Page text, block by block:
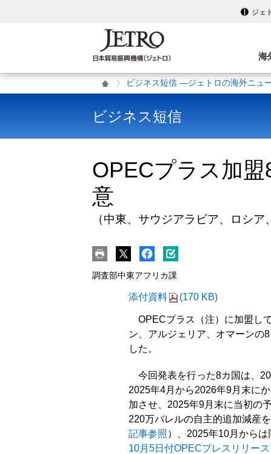
ジェ
海
ビジネス短信 ―ジェトロの海外ニュ
ビジネス短信
OPECプラス加
意
（中東、サウジアラビア、ロシ
調査部中東アフリカ課
添付資料 (170 KB)
OPECプラス（注）に加盟し
ン、アルジェリア、オマーンの
した。
今回発表を行った8カ国は、
2025年4月から2026年9月末に
加させ、2025年9月末に当初の
220万バレルの自主的追加減産
記事参照）、2025年10月から
10月5日付OPECプレスリリース